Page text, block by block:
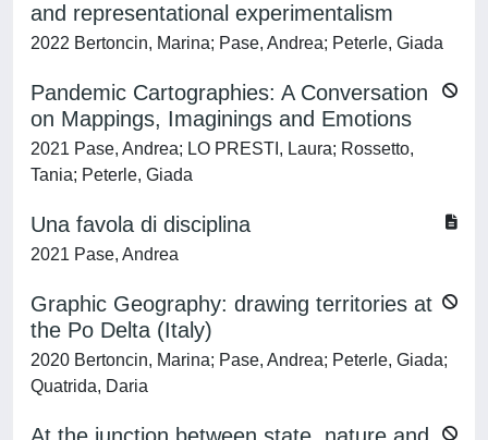
and representational experimentalism
2022 Bertoncin, Marina; Pase, Andrea; Peterle, Giada
Pandemic Cartographies: A Conversation
on Mappings, Imaginings and Emotions
2021 Pase, Andrea; LO PRESTI, Laura; Rossetto,
Tania; Peterle, Giada
Una favola di disciplina
2021 Pase, Andrea
Graphic Geography: drawing territories at
the Po Delta (Italy)
2020 Bertoncin, Marina; Pase, Andrea; Peterle, Giada;
Quatrida, Daria